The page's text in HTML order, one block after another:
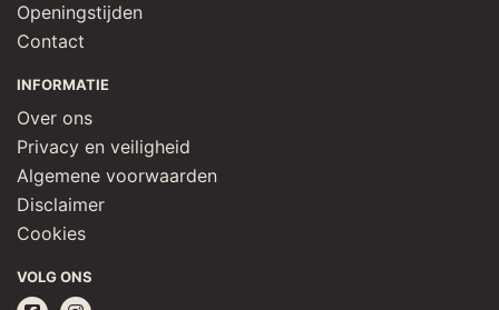
Openingstijden
Contact
INFORMATIE
Over ons
Privacy en veiligheid
Algemene voorwaarden
Disclaimer
Cookies
VOLG ONS